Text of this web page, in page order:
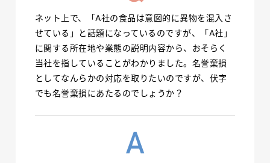
ネット上で、「A社の食品は意図的に異物を混入さ
せている」と話題になっているのですが、「A社」
に関する所在地や業態の説明内容から、おそらく
当社を指していることがわかりました。名誉棄損
としてなんらかの対応を取りたいのですが、伏字
でも名誉棄損にあたるのでしょうか？